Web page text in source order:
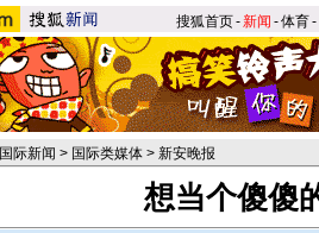
搜狐首页-新闻 -体育-
国际新闻 > 国际类媒体 > 新安晚报
想当个傻傻